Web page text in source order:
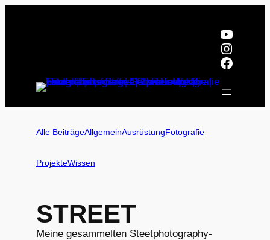
Alle BeiträgeAllgemeinAusrüstungFotografie
ProjekteWissen
STREET
Meine gesammelten Steetphotography-